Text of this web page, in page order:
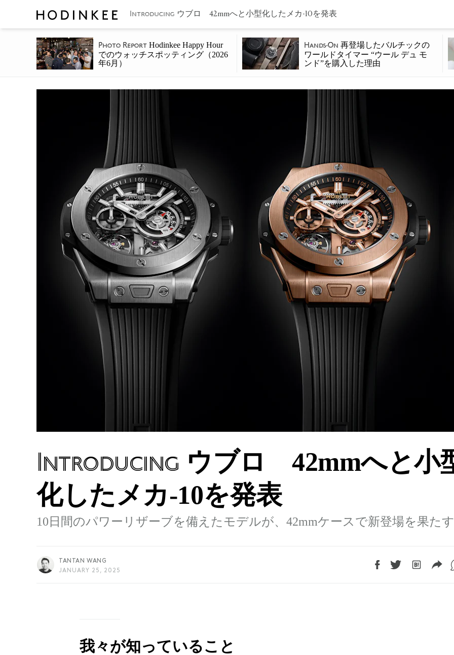
Introducing ウブロ 42mmへと小型化したメカ-10を発表
Photo Report Hodinkee Happy Hour
でのウォッチスポッティング（2026
年6月）
Hands-On 再登場したバルチックの
ワールドタイマー “ウール デュ モ
ンド”を購入した理由
Introducing ウブロ 42mmへと小
化したメカ-10を発表
10日間のパワーリザーブを備えたモデルが、42mmケースで新登場を果たす
TANTAN WANG
JANUARY 25, 2025
我々が知っていること